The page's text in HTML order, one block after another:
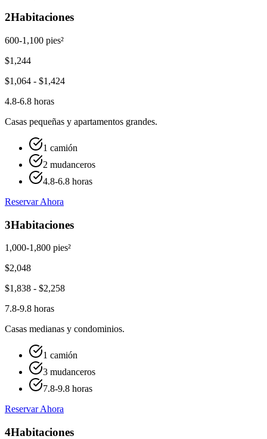
2Habitaciones
600-1,100 pies²
$1,244
$1,064 - $1,424
4.8-6.8 horas
Casas pequeñas y apartamentos grandes.
1 camión
2 mudanceros
4.8-6.8 horas
Reservar Ahora
3Habitaciones
1,000-1,800 pies²
$2,048
$1,838 - $2,258
7.8-9.8 horas
Casas medianas y condominios.
1 camión
3 mudanceros
7.8-9.8 horas
Reservar Ahora
4Habitaciones